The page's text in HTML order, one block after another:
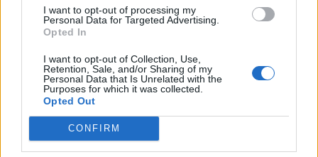
I want to opt-out of processing my
Personal Data for Targeted Advertising.
Opted In
I want to opt-out of Collection, Use,
Retention, Sale, and/or Sharing of my
Personal Data that Is Unrelated with the
Purposes for which it was collected.
Opted Out
CONFIRM
Hyri me Jet Ski në
hapësirën e pushuesve në
Zvërnec, gjobitet me 300
mijë lekë drejtuesi
Tragjedi në Rrugën e
Kombit, aksidentohet de
vdes 38-vjeçari nga